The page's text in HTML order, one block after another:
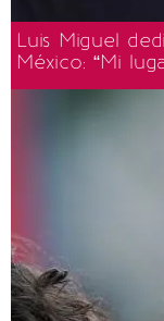
Luis Miguel
México: “Mi